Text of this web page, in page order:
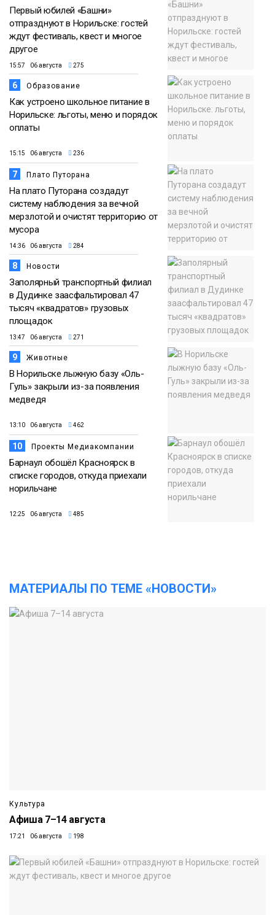
Первый юбилей «Башни»
отпразднуют в Норильске: гостей
ждут фестиваль, квест и многое
другое
15:57 06 августа 275
6 Образование
Как устроено школьное питание в
Норильске: льготы, меню и порядок
оплаты
15:15 06 августа 236
7 Плато Путорана
На плато Путорана создадут
систему наблюдения за вечной
мерзлотой и очистят территорию от
мусора
14:36 06 августа 284
8 Новости
Заполярный транспортный филиал
в Дудинке заасфальтировал 47
тысяч «квадратов» грузовых
площадок
13:47 06 августа 271
9 Животные
В Норильске лыжную базу «Оль-
Гуль» закрыли из-за появления
медведя
13:10 06 августа 462
10 Проекты Медиакомпании
Барнаул обошёл Красноярск в
списке городов, откуда приехали
норильчане
12:25 06 августа 485
МАТЕРИАЛЫ ПО ТЕМЕ «НОВОСТИ»
Культура
Афиша 7–14 августа
17:21 06 августа 198